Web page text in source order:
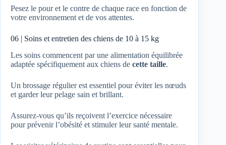
Pesez le pour et le contre de chaque race en fonction de
votre environnement et de vos attentes.
06 | Soins et entretien des chiens de 10 à 15 kg
Les soins commencent par une alimentation équilibrée
adaptée spécifiquement aux chiens de cette taille.
Un brossage régulier est essentiel pour éviter les nœuds
et garder leur pelage sain et brillant.
Assurez-vous qu’ils reçoivent l’exercice nécessaire
pour prévenir l’obésité et stimuler leur santé mentale.